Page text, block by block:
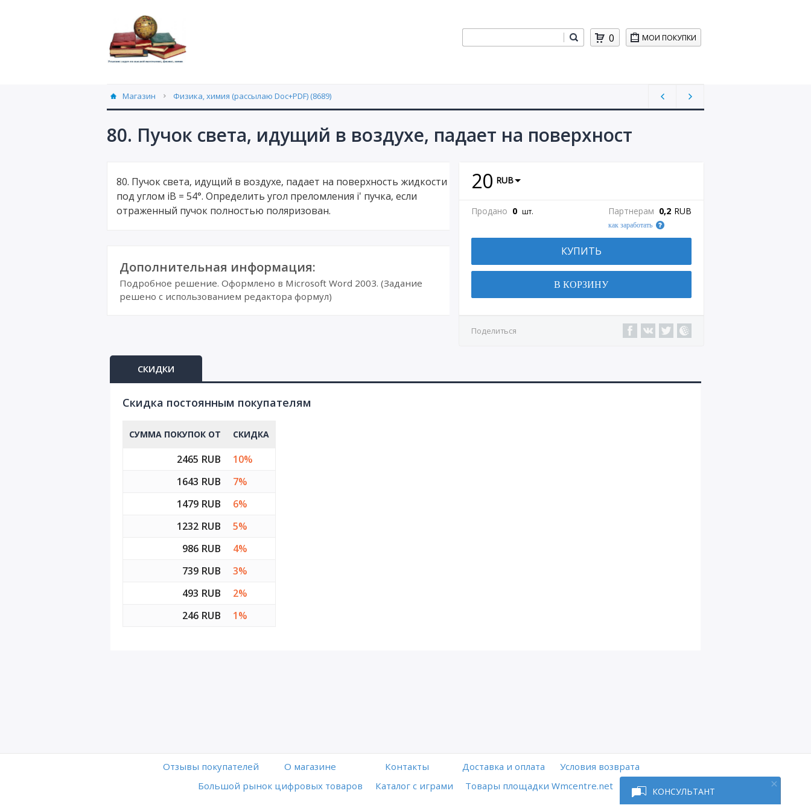
КОНСУЛЬТАНТ
МОИ ПОКУПКИ
0
Магазин Физика, химия (рассылаю Doc+PDF) (8689)
80. Пучок света, идущий в воздухе, падает на поверхност
20 RUB
Продано 0 шт. Партнерам 0,2 RUB
как заработать
КУПИТЬ
В КОРЗИНУ
Поделиться
80. Пучок света, идущий в воздухе, падает на поверхность жидкости
под углом iB = 54°. Определить угол преломления i' пучка, если
отраженный пучок полностью поляризован.
Дополнительная информация:
Подробное решение. Оформлено в Microsoft Word 2003. (Задание
решено с использованием редактора формул)
СКИДКИ
Cкидка постоянным покупателям
СУММА ПОКУПОК ОТ СКИДКА
2465 RUB
10%
1643 RUB
7%
1479 RUB
6%
1232 RUB
5%
986 RUB
4%
739 RUB
3%
493 RUB
2%
246 RUB
1%
Отзывы покупателей O магазине Контакты Доставка и оплата
Условия возврата
Большой рынок цифровых товаров
Каталог с играми Товары площадки Wmcentre.net